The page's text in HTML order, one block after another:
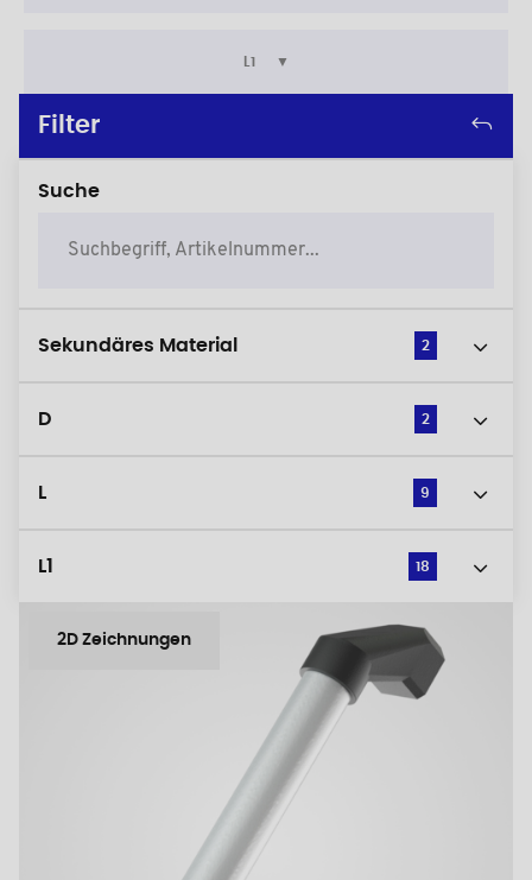
L1
Filter
Suche
Sekundäres Material 2
D 2
L 9
L1 18
2D Zeichnungen